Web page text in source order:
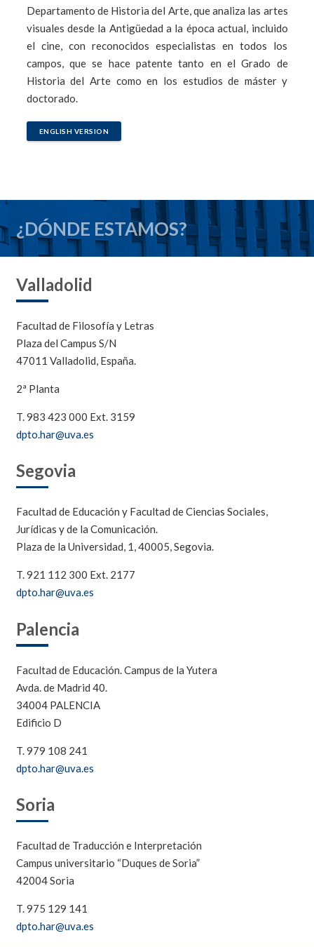
Departamento de Historia del Arte, que analiza las artes
visuales desde la Antigüedad a la época actual, incluido
el cine, con reconocidos especialistas en todos los
campos, que se hace patente tanto en el Grado de
Historia del Arte como en los estudios de máster y
doctorado.
ENGLISH VERSION
¿DÓNDE ESTAMOS?
Valladolid
Facultad de Filosofía y Letras
Plaza del Campus S/N
47011 Valladolid, España.
2ª Planta
T. 983 423 000 Ext. 3159
dpto.har@uva.es
Segovia
Facultad de Educación y Facultad de Ciencias Sociales,
Jurídicas y de la Comunicación.
Plaza de la Universidad, 1, 40005, Segovia.
T. 921 112 300 Ext. 2177
dpto.har@uva.es
Palencia
Facultad de Educación. Campus de la Yutera
Avda. de Madrid 40.
34004 PALENCIA
Edificio D
T. 979 108 241
dpto.har@uva.es
Soria
Facultad de Traducción e Interpretación
Campus universitario “Duques de Soria”
42004 Soria
T. 975 129 141
dpto.har@uva.es